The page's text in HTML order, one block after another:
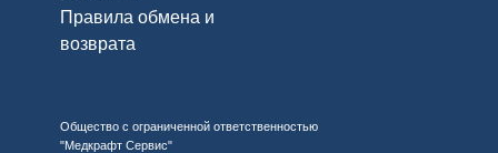
Правила обмена и
возврата
Общество с ограниченной ответственностью
"Медкрафт Сервис"